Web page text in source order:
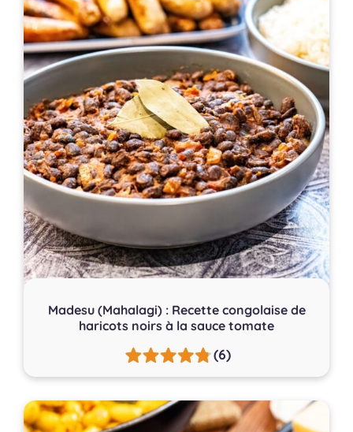
Madesu (Mahalagi) : Recette congolaise de
haricots noirs à la sauce tomate
(6)